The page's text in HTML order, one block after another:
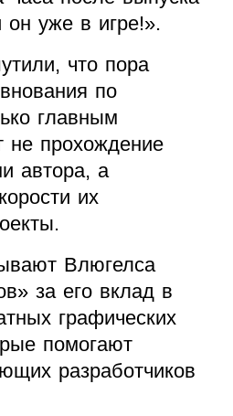
уже в игре!».
что пора
по
главным
не прохождение
автора, а
их
Влюгелса
за его вклад в
графических
помогают
разработчиков